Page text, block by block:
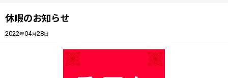
休暇のお知らせ
2022年04月28日